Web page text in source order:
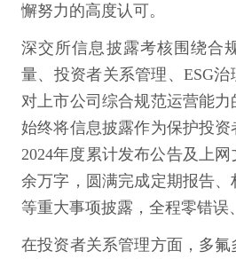
懈努力的高度认可。
深交所信息披露考核围绕合
量、投资者关系管理、ESG
对上市公司综合规范运营能
始终将信息披露作为保护投资
2024年度累计发布公告及上
余万字，圆满完成定期报告
等重大事项披露，全程零错误
在投资者关系管理方面，多